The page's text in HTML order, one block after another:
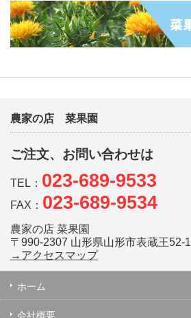
農家の店 菜果園
ご注文、お問い合わせは
TEL： 023-689-9533
FAX： 023-689-9534
農家の店 菜果園
〒990-2307 山形県山形市表蔵王52-1
→アクセスマップ
ホーム
会社概要